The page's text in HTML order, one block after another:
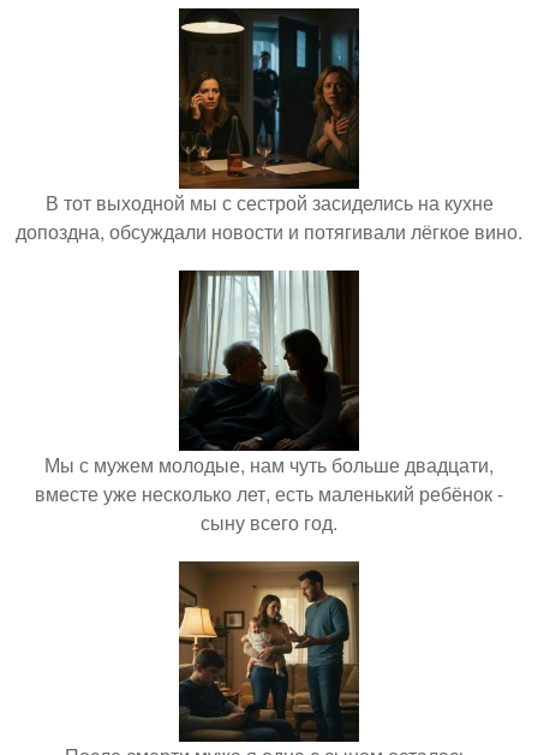
В тот выходной мы с сестрой засиделись на кухне
допоздна, обсуждали новости и потягивали лёгкое вино.
Мы с мужем молодые, нам чуть больше двадцати,
вместе уже несколько лет, есть маленький ребёнок -
сыну всего год.